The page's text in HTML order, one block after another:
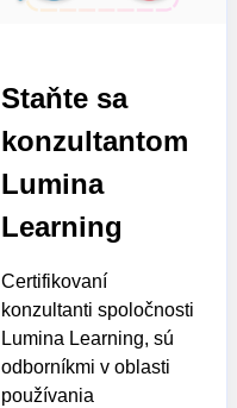
Staňte sa
konzultantom
Lumina
Learning
Certifikovaní
konzultanti spoločnosti
Lumina Learning, sú
odborníkmi v oblasti
používania